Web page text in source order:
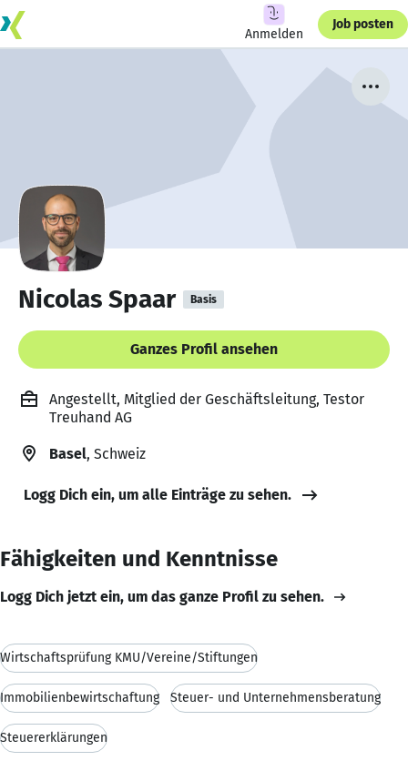
Anmelden
Job posten
Nicolas Spaar Basis
Ganzes Profil ansehen
Angestellt, Mitglied der Geschäftsleitung, Testor
Treuhand AG
Basel, Schweiz
Logg Dich ein, um alle Einträge zu sehen.
Fähigkeiten und Kenntnisse
Logg Dich jetzt ein, um das ganze Profil zu sehen.
Wirtschaftsprüfung KMU/Vereine/Stiftungen
Immobilienbewirtschaftung Steuer- und Unternehmensberatung
Steuererklärungen